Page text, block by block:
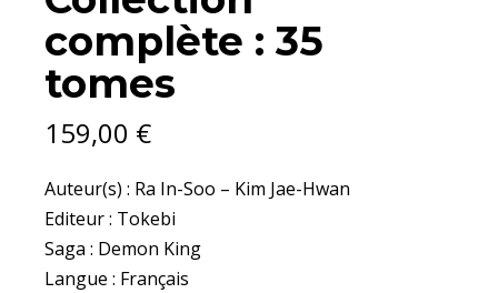
complète : 35
tomes
159,00 €
Auteur(s) : Ra In-Soo – Kim Jae-Hwan
Editeur : Tokebi
Saga : Demon King
Langue : Français